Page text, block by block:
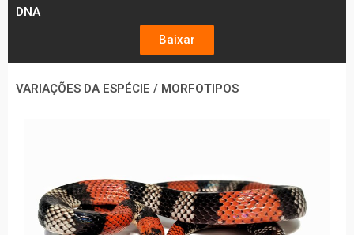
DNA
Baixar
VARIAÇÕES DA ESPÉCIE / MORFOTIPOS